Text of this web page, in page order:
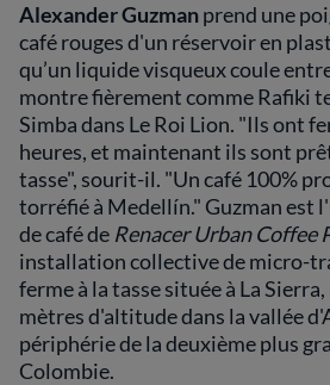
Alexander Guzmanprend une
café rouges d'un réservoir en
qu’un liquide visqueux coule
montre fièrement comme Rafiki
Simba dans Le Roi Lion. "Ils ont
heures, et maintenant ils sont
tasse", sourit-il. "Un café 100%
torréfié à Medellín." Guzman est
de café de Renacer Urban Coffee
installation collective de micro-
ferme à la tasse située à La
mètres d'altitude dans la vallée
périphérie de la deuxième plus
Colombie.